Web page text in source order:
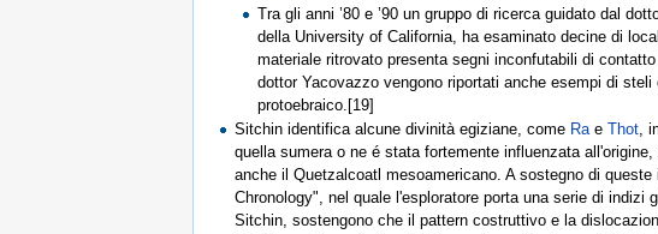
Tra gli anni ’80 e ’90 un gruppo di ricerca guidato dal
della University of California, ha esaminato decine di
materiale ritrovato presenta segni inconfutabili di
dottor Yacovazzo vengono riportati anche esempi di
protoebraico.[19]
Sitchin identifica alcune divinità egiziane, come RaeThot,
quella sumera o ne é stata fortemente influenzata
anche il Quetzalcoatl mesoamericano. A sostegno di
Chronology", nel quale l'esploratore porta una serie di
Sitchin, sostengono che il pattern costruttivo e la